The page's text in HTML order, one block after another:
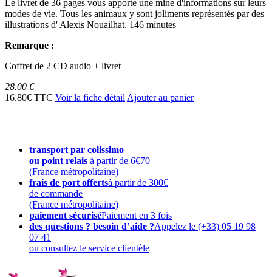
Le livret de 36 pages vous apporte une mine d'informations sur leurs
modes de vie. Tous les animaux y sont joliments représentés par des
illustrations d' Alexis Nouailhat. 146 minutes
Remarque :
Coffret de 2 CD audio + livret
28.00 €
16.80€ TTC Voir la fiche détail Ajouter au panier
transport par colissimo
ou point relais à partir de 6€70
(France métropolitaine)
frais de port offertsà partir de 300€
de commande
(France métropolitaine)
paiement sécuriséPaiement en 3 fois
des questions ? besoin d’aide ?Appelez le (+33) 05 19 98
07 41
ou consultez le service clientèle